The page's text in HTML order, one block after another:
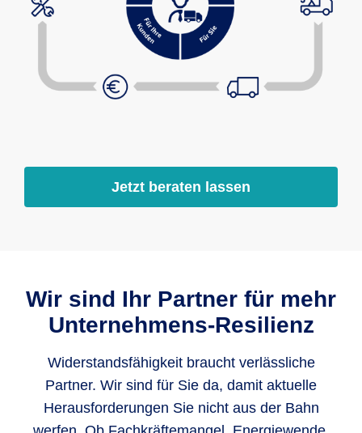
Jetzt beraten lassen
Wir sind Ihr Partner für mehr
Unternehmens-Resilienz
Widerstandsfähigkeit braucht verlässliche
Partner. Wir sind für Sie da, damit aktuelle
Herausforderungen Sie nicht aus der Bahn